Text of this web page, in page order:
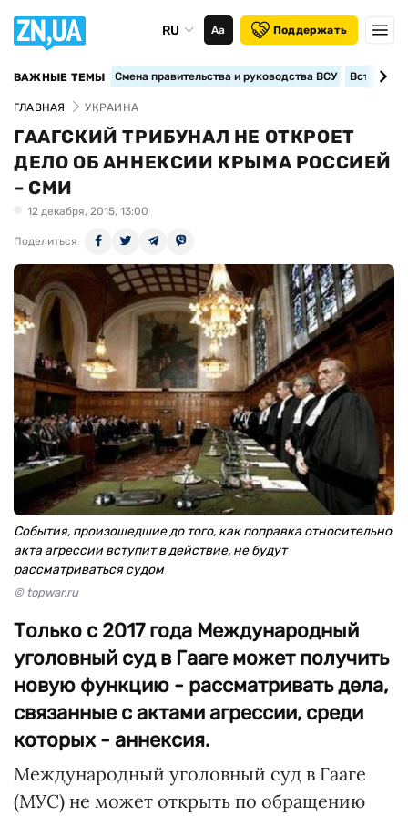
RU Аа Поддержать
ВАЖНЫЕ ТЕМЫ Смена правительства и руководства ВСУ
ГЛАВНАЯ УКРАИНА
ГААГСКИЙ ТРИБУНАЛ НЕ ОТКРОЕТ
ДЕЛО ОБ АННЕКСИИ КРЫМА РОССИЕЙ
– СМИ
12 декабря, 2015, 13:00
Поделиться
События, произошедшие до того, как поправка относительно
акта агрессии вступит в действие, не будут
рассматриваться судом
© topwar.ru
Только с 2017 года Международный
уголовный суд в Гааге может получить
новую функцию - рассматривать дела,
связанные с актами агрессии, среди
которых - аннексия.
Международный уголовный суд в Гааге
(МУС) не может открыть по обращению